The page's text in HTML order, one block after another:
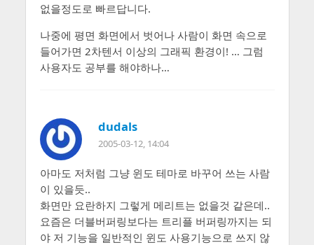
없을정도로 빠르답니다.
나중에 평면 화면에서 벗어나 사람이 화면 속으로
들어가면 2차텐서 이상의 그래픽 환경이! … 그럼
사용자도 공부를 해야하나…
dudals
2005-03-12, 14:04
아마도 저처럼 그냥 윈도 테마로 바꾸어 쓰는 사람
이 있을듯..
화면만 요란하지 그렇게 메리트는 없을것 같은데..
요즘은 더블버퍼링보다는 트리플 버퍼링까지는 되
야 저 기능을 일반적인 윈도 사용기능으로 쓰지 않